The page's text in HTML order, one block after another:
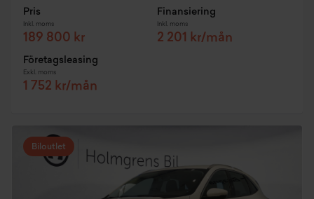
Pris
Inkl. moms
189 800 kr
Finansiering
Inkl. moms
2 201 kr/mån
Företagsleasing
Exkl. moms
1 752 kr/mån
Biloutlet